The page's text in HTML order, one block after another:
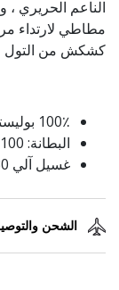
الناعم الحريري ،
مطاطي لارتداء
كشكش من التول
100٪ بوليستر
البطانة: 100٪ قطن
غسيل آلي 30 درجة مئوية
الشحن